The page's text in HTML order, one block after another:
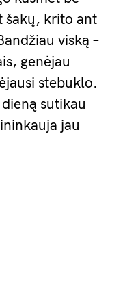
šakų, krito ant
viską –
genėjau
stebuklo.
sutikau
jau